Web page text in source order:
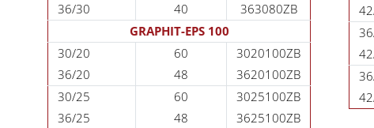
36/30
40
363080ZB
GRAPHIT-EPS 100
30/20
60
3020100ZB
36/20
48
3620100ZB
30/25
60
3025100ZB
36/25
48
3625100ZB